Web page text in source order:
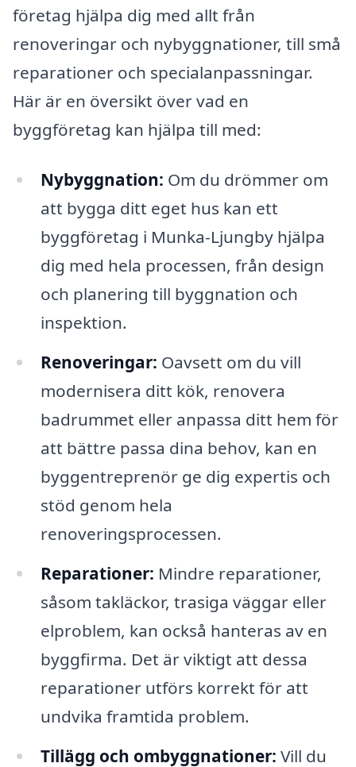
företag hjälpa dig med allt från
renoveringar och nybyggnationer, till små
reparationer och specialanpassningar.
Här är en översikt över vad en
byggföretag kan hjälpa till med:
Nybyggnation: Om du drömmer om
att bygga ditt eget hus kan ett
byggföretag i Munka-Ljungby hjälpa
dig med hela processen, från design
och planering till byggnation och
inspektion.
Renoveringar: Oavsett om du vill
modernisera ditt kök, renovera
badrummet eller anpassa ditt hem för
att bättre passa dina behov, kan en
byggentreprenör ge dig expertis och
stöd genom hela
renoveringsprocessen.
Reparationer: Mindre reparationer,
såsom takläckor, trasiga väggar eller
elproblem, kan också hanteras av en
byggfirma. Det är viktigt att dessa
reparationer utförs korrekt för att
undvika framtida problem.
Tillägg och ombyggnationer: Vill du